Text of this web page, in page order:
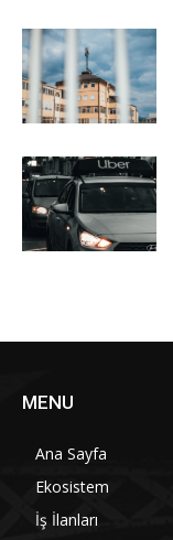
MENU
Ana Sayfa
Ekosistem
İş İlanları